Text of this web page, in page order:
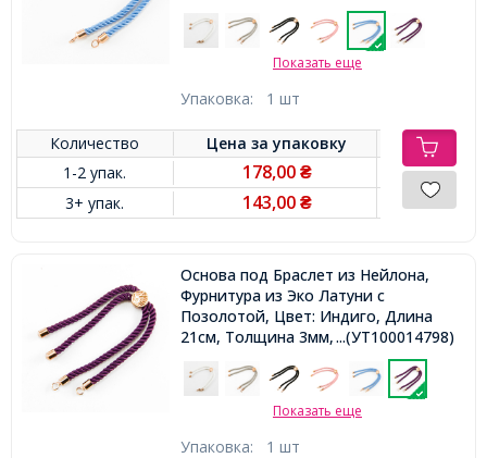
Показать еще
Упаковка: 1 шт
Количество Цена заупаковку
1-2 упак.
178,00 ₴
3+ упак. 143,00 ₴
Основа под Браслет из Нейлона,
Фурнитура из Эко Латуни с
Позолотой, Цвет: Индиго, Длина
21см, Толщина 3мм, Отв 2.5мм,
...(УТ100014798)
Показать еще
Упаковка: 1 шт